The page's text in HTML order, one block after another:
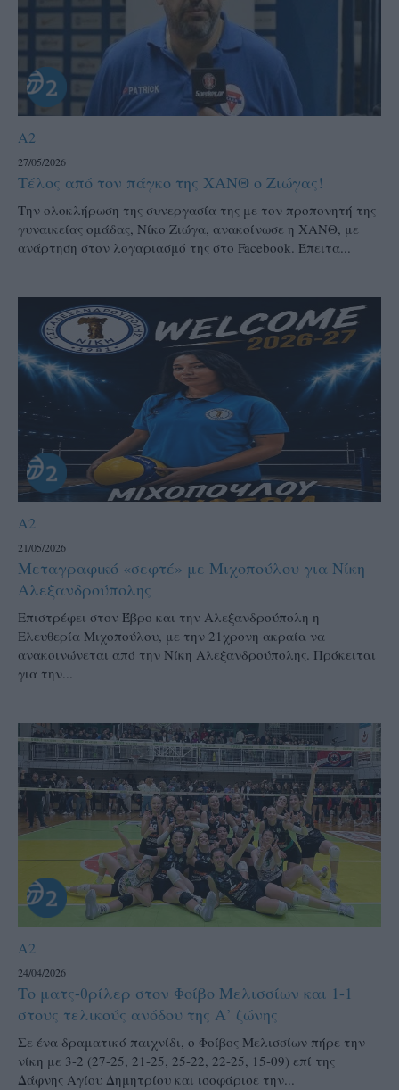
A2
27/05/2026
Τέλος από τον πάγκο της ΧΑΝΘ ο Ζιώγας!
Την ολοκλήρωση της συνεργασία της με τον προπονητή της
γυναικείας ομάδας, Νίκο Ζιώγα, ανακοίνωσε η ΧΑΝΘ, με
ανάρτηση στον λογαριασμό της στο Facebook. Έπειτα...
A2
21/05/2026
Μεταγραφικό «σεφτέ» με Μιχοπούλου για Νίκη
Αλεξανδρούπολης
Επιστρέφει στον Έβρο και την Αλεξανδρούπολη η
Ελευθερία Μιχοπούλου, με την 21χρονη ακραία να
ανακοινώνεται από την Νίκη Αλεξανδρούπολης. Πρόκειται
για την...
A2
24/04/2026
Το ματς-θρίλερ στον Φοίβο Μελισσίων και 1-1
στους τελικούς ανόδου της Α’ ζώνης
Σε ένα δραματικό παιχνίδι, ο Φοίβος Μελισσίων πήρε την
νίκη με 3-2 (27-25, 21-25, 25-22, 22-25, 15-09) επί της
Δάφνης Αγίου Δημητρίου και ισοφάρισε την...